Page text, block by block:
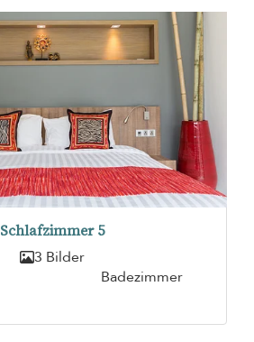
Schlafzimmer 5
3 Bilder
Badezimmer